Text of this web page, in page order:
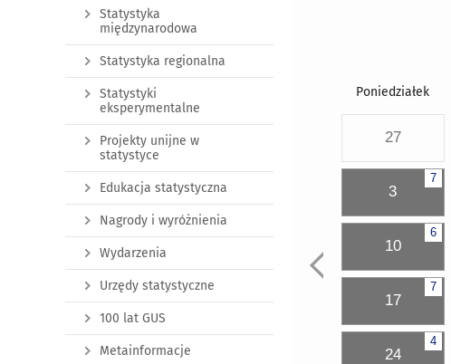
Poniedziałek
27
7
3
6
10
7
17
4
24
Statystyka
międzynarodowa
Statystyka regionalna
Statystyki
eksperymentalne
Projekty unijne w
statystyce
Edukacja statystyczna
Nagrody i wyróżnienia
Wydarzenia
Urzędy statystyczne
100 lat GUS
Metainformacje